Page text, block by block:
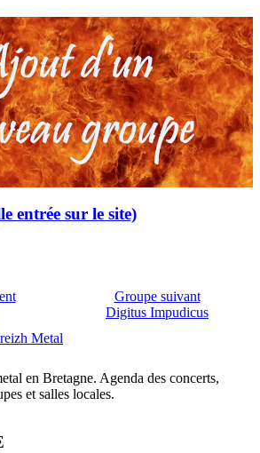
entrée sur le site)
Groupe suivant
Digitus Impudicus
Metal
en Bretagne. Agenda des concerts,
et salles locales.